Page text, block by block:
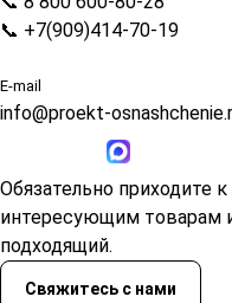
📞 +7(909)414-70-19
E-mail
info@proekt-
Обязательно приходите
интересующим товарам
подходящий.
Свяжитесь с нами